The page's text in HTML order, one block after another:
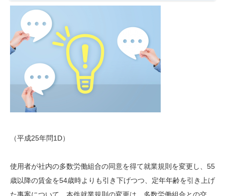
（平成25年問1D）
使用者が社内の多数労働組合の同意を得て就業規則を変更し、55
歳以降の賃金を54歳時よりも引き下げつつ、定年年齢を引き上げ
た事案について、本件就業規則の変更は、多数労働組合との交